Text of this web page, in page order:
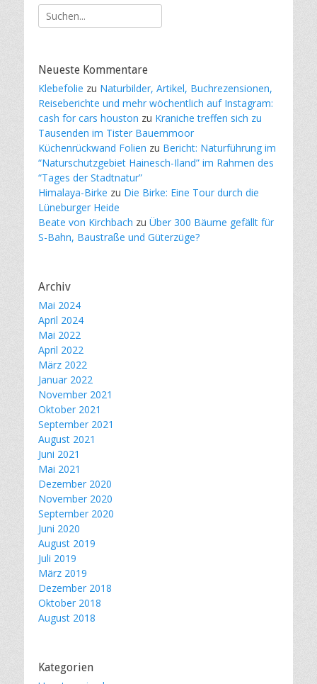
Suche
nach:
Neueste Kommentare
Klebefolie zu Naturbilder, Artikel, Buchrezensionen,
Reiseberichte und mehr wöchentlich auf Instagram:
cash for cars houston zu Kraniche treffen sich zu
Tausenden im Tister Bauernmoor
Küchenrückwand Folien zu Bericht: Naturführung im
“Naturschutzgebiet Hainesch-Iland” im Rahmen des
“Tages der Stadtnatur”
Himalaya-Birke zu Die Birke: Eine Tour durch die
Lüneburger Heide
Beate von Kirchbach zu Über 300 Bäume gefällt für
S-Bahn, Baustraße und Güterzüge?
Archiv
Mai 2024
April 2024
Mai 2022
April 2022
März 2022
Januar 2022
November 2021
Oktober 2021
September 2021
August 2021
Juni 2021
Mai 2021
Dezember 2020
November 2020
September 2020
Juni 2020
August 2019
Juli 2019
März 2019
Dezember 2018
Oktober 2018
August 2018
Kategorien